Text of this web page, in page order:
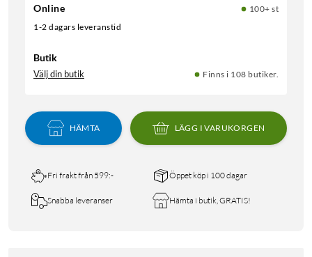
Online
100+ st
1-2 dagars leveranstid
Butik
Välj din butik Finns i 108 butiker.
HÄMTA LÄGG I VARUKORGEN
Fri frakt från 599:- Öppet köp i 100 dagar
Snabba leveranser Hämta i butik, GRATIS!